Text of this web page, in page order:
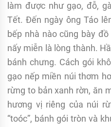
làm được như gạo, đỗ,
Tết. Đến ngày ông Táo
bếp nhà nào cũng bày
nấy miễn là lòng thành.
bánh chưng. Cách gói
gạo nếp miền núi thơm
rừng to bản xanh rờn, ăn
hương vị riêng của núi
“toóc”, bánh gói tròn và